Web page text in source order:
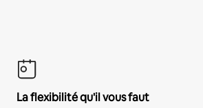
La flexibilité qu'il vous faut